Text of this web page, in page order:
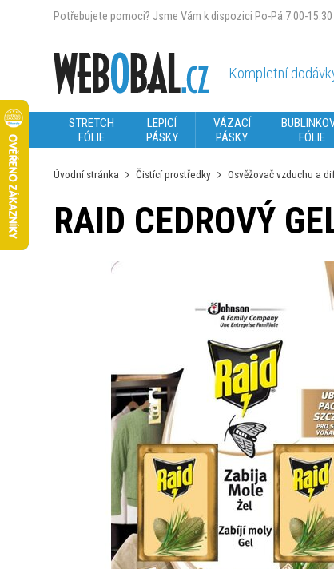
Potřebujete pomoci? Jsme Vám k dispozici Po-Pá 7:00-15:30
Kompletní
STRETCH
FÓLIE
LEPICÍ
PÁSKY
VÁZACÍ
PÁSKY
FÓLIE
Úvodní stránka Čistící prostředky Osvěžovač vzduchu a
RAID CEDROVÝ